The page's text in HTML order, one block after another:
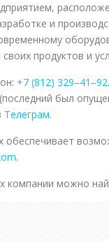
и
продуктов и
+7 (812) 329‒41‒92
был
Телеграм.
обеспечивает
.
компании можно